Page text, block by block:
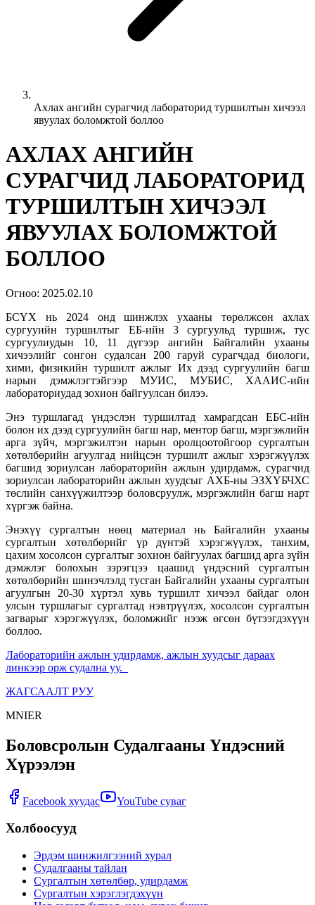
Ахлах ангийн сурагчид лабораторид туршилтын хичээл
явуулах боломжтой боллоо
АХЛАХ АНГИЙН
СУРАГЧИД ЛАБОРАТОРИД
ТУРШИЛТЫН ХИЧЭЭЛ
ЯВУУЛАХ БОЛОМЖТОЙ
БОЛЛОО
Огноо: 2025.02.10
БСҮХ нь 2024 онд шинжлэх ухааны төрөлжсөн ахлах
сургууийн туршилтыг ЕБ-ийн 3 сургуульд туршиж, тус
сургуулиудын 10, 11 дүгээр ангийн Байгалийн ухааны
хичээлийг сонгон судалсан 200 гаруй сурагчдад биологи,
хими, физикийн туршилт ажлыг Их дээд сургуулийн багш
нарын дэмжлэгтэйгээр МУИС, МУБИС, ХААИС-ийн
лабораториудад зохион байгуулсан билээ.
Энэ туршлагад үндэслэн туршилтад хамрагдсан ЕБС-ийн
болон их дээд сургуулийн багш нар, ментор багш, мэргэжлийн
арга зүйч, мэргэжилтэн нарын оролцоотойгоор сургалтын
хөтөлбөрийн агуулгад нийцсэн туршилт ажлыг хэрэгжүүлэх
багшид зориулсан лабораторийн ажлын удирдамж, сурагчид
зориулсан лабораторийн ажлын хуудсыг АХБ-ны ЭЗХҮБЧХС
төслийн санхүүжилтээр боловсруулж, мэргэжлийн багш нарт
хүргэж байна.
Энэхүү сургалтын нөөц материал нь Байгалийн ухааны
сургалтын хөтөлбөрийг үр дүнтэй хэрэгжүүлэх, танхим,
цахим хосолсон сургалтыг зохион байгуулах багшид арга зүйн
дэмжлэг болохын зэрэгцээ цаашид үндэсний сургалтын
хөтөлбөрийн шинэчлэлд тусган Байгалийн ухааны сургалтын
агуулгын 20-30 хүртэл хувь туршилт хичээл байдаг олон
улсын туршлагыг сургалтад нэвтрүүлэх, хосолсон сургалтын
загварыг хэрэгжүүлэх, боломжийг нээж өгсөн бүтээгдэхүүн
боллоо.
Лабораторийн ажлын удирдамж, ажлын хуудсыг дараах
линкээр орж судална уу.
ЖАГСААЛТ РУУ
MNIER
Боловсролын Судалгааны Үндэсний
Хүрээлэн
Facebook хуудас YouTube суваг
Холбоосууд
Эрдэм шинжилгээний хурал
Судалгааны тайлан
Сургалтын хөтөлбөр, удирдамж
Сургалтын хэрэглэгдэхүүн